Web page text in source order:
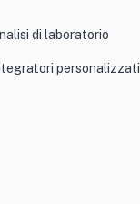
di laboratorio
personalizzati